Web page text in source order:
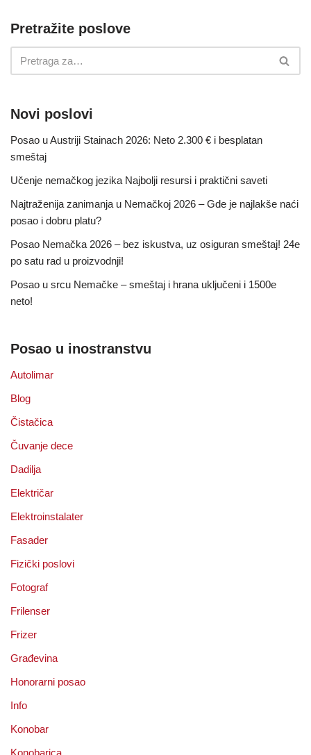
Pretražite poslove
Novi poslovi
Posao u Austriji Stainach 2026: Neto 2.300 € i besplatan
smeštaj
Učenje nemačkog jezika Najbolji resursi i praktični saveti
Najtraženija zanimanja u Nemačkoj 2026 – Gde je najlakše naći
posao i dobru platu?
Posao Nemačka 2026 – bez iskustva, uz osiguran smeštaj! 24e
po satu rad u proizvodnji!
Posao u srcu Nemačke – smeštaj i hrana uključeni i 1500e
neto!
Posao u inostranstvu
Autolimar
Blog
Čistačica
Čuvanje dece
Dadilja
Električar
Elektroinstalater
Fasader
Fizički poslovi
Fotograf
Frilenser
Frizer
Građevina
Honorarni posao
Info
Konobar
Konobarica